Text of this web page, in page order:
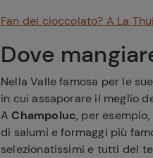
Fan del cioccolato? A La
Dove
Nella Valle famosa per le
in cui assaporare il meglio
AChampoluc, per
di salumi e formaggi più
selezionatissimi e tutti del